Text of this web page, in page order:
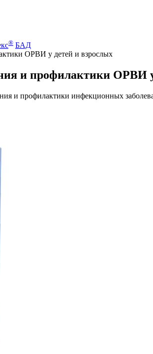
® БАД
ОРВИ у детей и взрослых
и профилактики ОРВИ
и профилактики инфекционных